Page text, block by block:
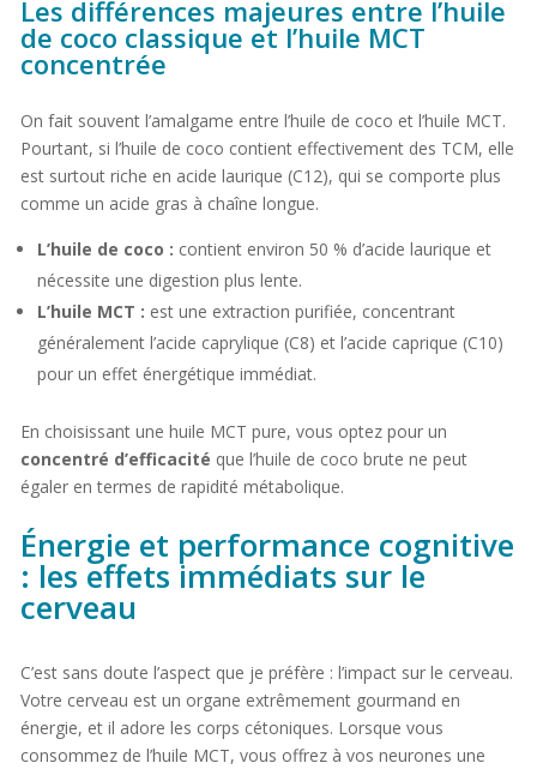
Les différences majeures entre l’huile
de coco classique et l’huile MCT
concentrée
On fait souvent l’amalgame entre l’huile de coco et l’huile MCT.
Pourtant, si l’huile de coco contient effectivement des TCM, elle
est surtout riche en acide laurique (C12), qui se comporte plus
comme un acide gras à chaîne longue.
L’huile de coco : contient environ 50 % d’acide laurique et
nécessite une digestion plus lente.
L’huile MCT : est une extraction purifiée, concentrant
généralement l’acide caprylique (C8) et l’acide caprique (C10)
pour un effet énergétique immédiat.
En choisissant une huile MCT pure, vous optez pour un
concentré d’efficacité que l’huile de coco brute ne peut
égaler en termes de rapidité métabolique.
Énergie et performance cognitive
: les effets immédiats sur le
cerveau
C’est sans doute l’aspect que je préfère : l’impact sur le cerveau.
Votre cerveau est un organe extrêmement gourmand en
énergie, et il adore les corps cétoniques. Lorsque vous
consommez de l’huile MCT, vous offrez à vos neurones une